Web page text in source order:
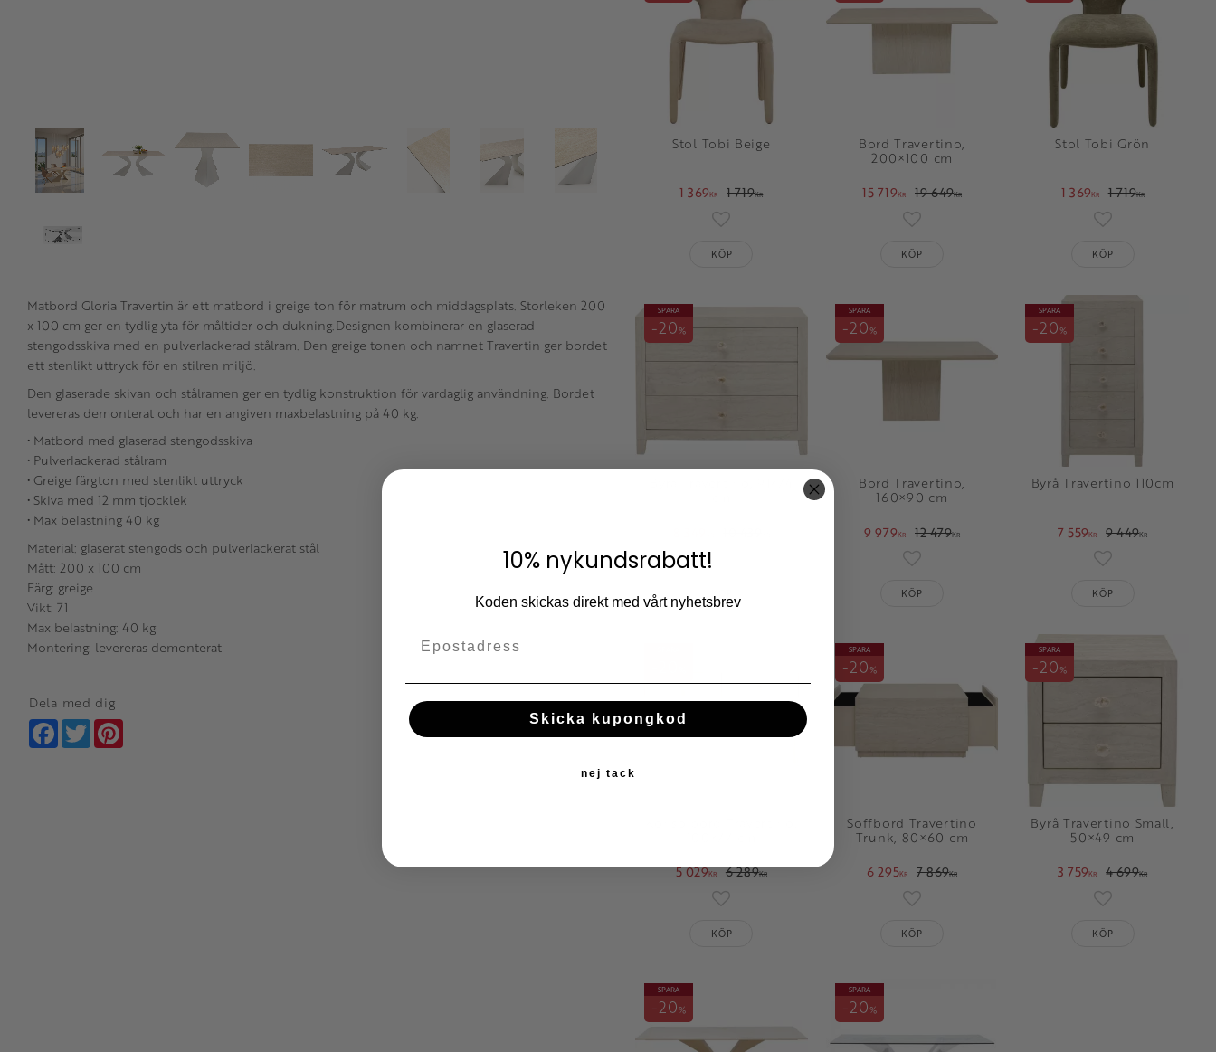
Stol Tobi Beige
1 369KR 1 719KR
Lägg till i favoriter
KÖP
Bord Travertino,
200×100 cm
15 719KR 19 649KR
Lägg till i favoriter
KÖP
Stol Tobi Grön
1 369KR 1 719KR
Lägg till i
KÖP
SPARA
20%
KÖP
Bord Travertino,
160×90 cm
9 979KR 12 479KR
SPARA
20%
KÖP
Byrå Travertino 110cm
7 559KR 9 449KR
SPARA
20%
Lägg till i
KÖP
5 029KR 6 289KR
KÖP
Soffbord Travertino
Trunk, 80×60 cm
6 295KR 7 869KR
SPARA
20%
KÖP
Byrå Travertino Small,
50×49 cm
3 759KR 4 699KR
SPARA
20%
Lägg till i
KÖP
SPARA
20%
SPARA
20%
Matbord Gloria Travertin är ett matbord i greige ton för matrum och middagsplats. Storleken 200
x 100 cm ger en tydlig yta för måltider och dukning.Designen kombinerar en glaserad
stengodsskiva med en pulverlackerad stålram. Den greige tonen och namnet Travertin ger bordet
ett stenlikt uttryck för en stilren miljö.
Den glaserade skivan och stålramen ger en tydlig konstruktion för vardaglig användning. Bordet
levereras demonterat och har en angiven maxbelastning på 40 kg.
• Matbord med glaserad stengodsskiva
• Pulverlackerad stålram
• Greige färgton med stenlikt uttryck
• Skiva med 12 mm tjocklek
• Max belastning 40 kg
Material: glaserat stengods och pulverlackerat stål
Mått: 200 x 100 cm
Färg: greige
Vikt: 71
Max belastning: 40 kg
Montering: levereras demonterat
Dela med dig
Facebook
Twitter
10% nykundsrabatt!
Koden skickas direkt med vårt nyhetsbrev
Skicka kupongkod
nej tack